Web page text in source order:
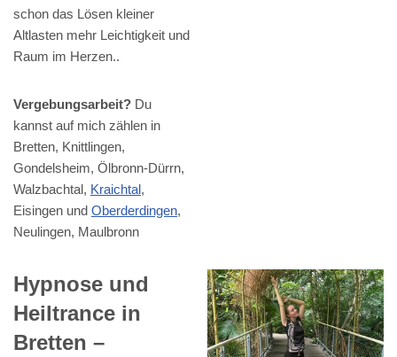
schon das Lösen kleiner
Altlasten mehr Leichtigkeit und
Raum im Herzen..
Vergebungsarbeit? Du
kannst auf mich zählen in
Bretten, Knittlingen,
Gondelsheim, Ölbronn-Dürrn,
Walzbachtal, Kraichtal,
Eisingen und Oberderdingen,
Neulingen, Maulbronn
Hypnose und
Heiltrance in
Bretten –